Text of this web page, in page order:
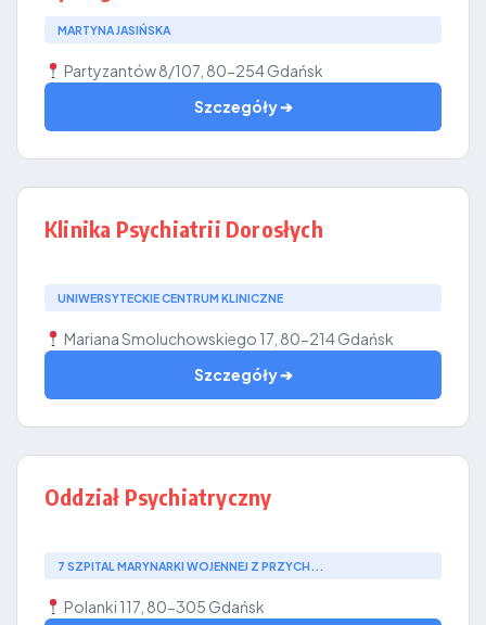
MARTYNA JASIŃSKA
Partyzantów 8/107, 80-254 Gdańsk
Szczegóły ➔
Klinika Psychiatrii Dorosłych
UNIWERSYTECKIE CENTRUM KLINICZNE
Mariana Smoluchowskiego 17, 80-214 Gdańsk
Szczegóły ➔
Oddział Psychiatryczny
7 SZPITAL MARYNARKI WOJENNEJ Z PRZYCH...
Polanki 117, 80-305 Gdańsk